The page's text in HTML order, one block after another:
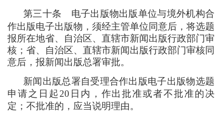
第三十条 电子出版物出版单位与境外机构合
作出版电子出版物 ， 须经主管单位同意后 ， 将选题
报所在地省、自治区、直辖市新闻出版行政部门审
核 ； 省、自治区、直辖市新闻出版行政部门审核同
意后 ， 报新闻出版总署审批。
新闻出版总署自受理合作出版电子出版物选题
申请之日起20日内 ， 作出批准或者不批准的决
定 ； 不批准的 ， 应当说明理由。